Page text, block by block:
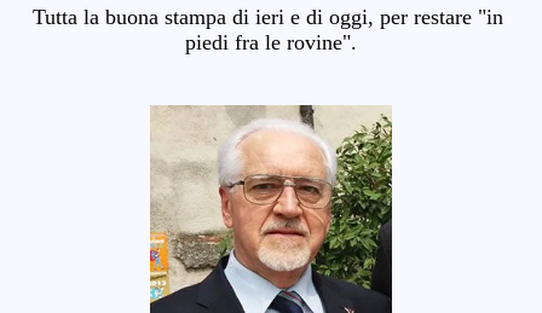
Tutta la buona stampa di ieri e di oggi, per restare "in
piedi fra le rovine".